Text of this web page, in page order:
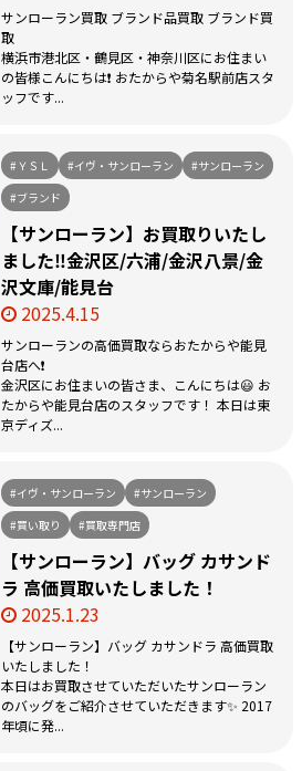
サンローラン買取 ブランド品買取 ブランド買
取
横浜市港北区・鶴見区・神奈川区にお住まい
の皆様こんにちは❗️ おたからや菊名駅前店スタ
ッフです...
#ＹＳＬ #イヴ・サンローラン
#サンローラン
#ブランド
【サンローラン】お買取りいたし
ました‼️金沢区/六浦/金沢八景/金
沢文庫/能見台
2025.4.15
サンローランの高価買取ならおたからや能見
台店へ❗️
金沢区にお住まいの皆さま、こんにちは😃 お
たからや能見台店のスタッフです！ 本日は東
京ディズ...
#イヴ・サンローラン
#サンローラン
#買い取り
#買取専門店
【サンローラン】バッグ カサンド
ラ 高価買取いたしました！
2025.1.23
【サンローラン】バッグ カサンドラ 高価買取
いたしました！
本日はお買取させていただいたサンローラン
のバッグをご紹介させていただきます✨ 2017
年頃に発...